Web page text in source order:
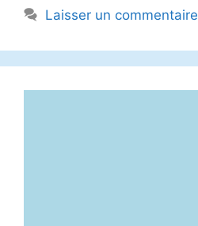
Laisser un commentaire